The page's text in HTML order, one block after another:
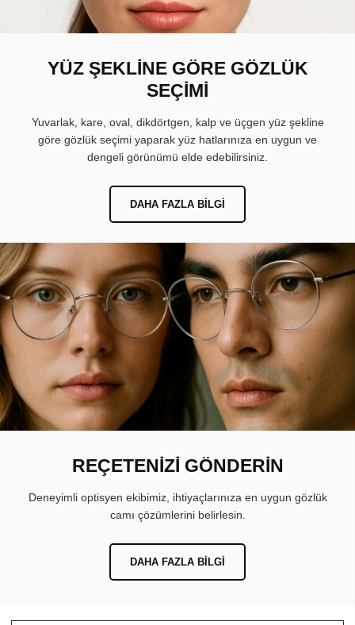
YÜZ ŞEKLİNE GÖRE GÖZLÜK
SEÇİMİ
Yuvarlak, kare, oval, dikdörtgen, kalp ve üçgen yüz şekline
göre gözlük seçimi yaparak yüz hatlarınıza en uygun ve
dengeli görünümü elde edebilirsiniz.
DAHA FAZLA BILGI
REÇETENİZİ GÖNDERİN
Deneyimli optisyen ekibimiz, ihtiyaçlarınıza en uygun gözlük
camı çözümlerini belirlesin.
DAHA FAZLA BILGI